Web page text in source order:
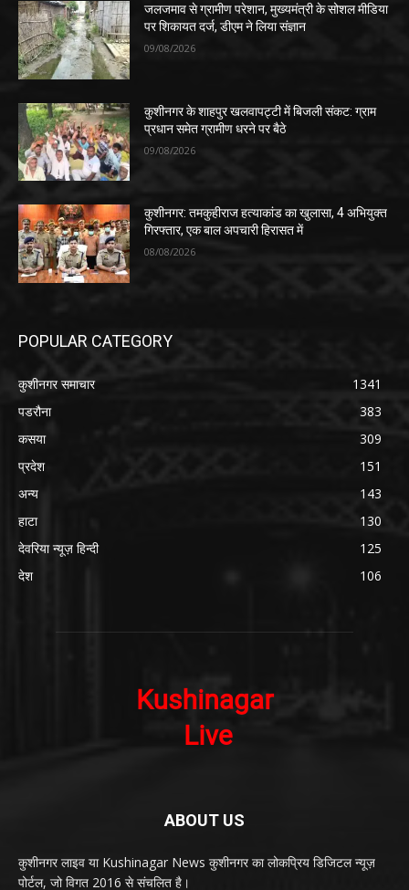
जलजमाव से ग्रामीण परेशान, मुख्यमंत्री के सोशल मीडिया
पर शिकायत दर्ज, डीएम ने लिया संज्ञान
09/08/2026
कुशीनगर के शाहपुर खलवापट्टी में बिजली संकट: ग्राम
प्रधान समेत ग्रामीण धरने पर बैठे
09/08/2026
कुशीनगर: तमकुहीराज हत्याकांड का खुलासा, 4 अभियुक्त
गिरफ्तार, एक बाल अपचारी हिरासत में
08/08/2026
POPULAR CATEGORY
कुशीनगर समाचार
1341
पडरौना
383
कसया
309
प्रदेश
151
अन्य
143
हाटा
130
देवरिया न्यूज़ हिन्दी
125
देश
106
ABOUT US
कुशीनगर लाइव या Kushinagar News कुशीनगर का लोकप्रिय डिजिटल न्यूज़
पोर्टल, जो विगत 2016 से संचलित है।